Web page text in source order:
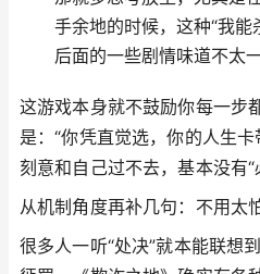
手余地的时候，这种“我
后面的一些剧情味道不太一
这游戏本身就不鼓励你每一步
是：“你凭直觉选，你的人生
刻意和自己过不去，基本没有“
从机制角度再补几句：不用太
很多人一听“处决”就本能联想